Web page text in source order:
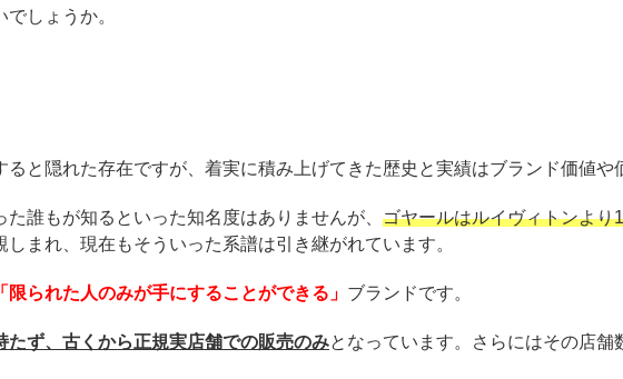
しょうか。
と隠れた存在ですが、着実に積み上げてきた歴史と実績はブランド価値や
誰もが知るといった知名度はありませんが、 ゴヤールはルイヴィトンより
まれ、現在もそういった系譜は引き継がれています。
「限られた人のみが手にすることができる」 ブランドです。
たず、古くから正規実店舗での販売のみとなっています。さらにはその店